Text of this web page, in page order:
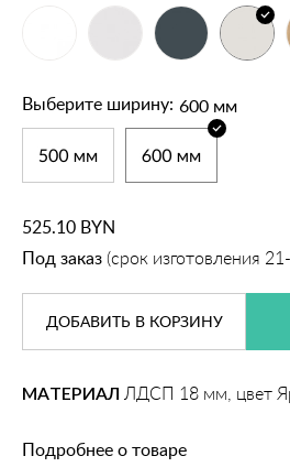
Выберите ширину: 600 мм
525.10 BYN
Под заказ (срок изготовления
ДОБАВИТЬ В КОРЗИНУ
МАТЕРИАЛ ЛДСП 18 мм, цвет
Подробнее о товаре